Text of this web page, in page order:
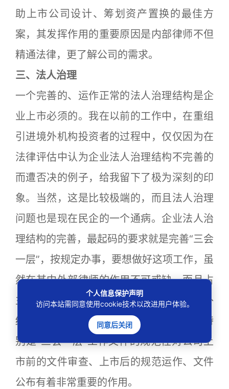
助上市公司设计、筹划资产置换的最佳方
案，其发挥作用的重要原因是内部律师不但
精通法律，更了解公司的需求。
三、法人治理
一个完善的、运作正常的法人治理结构是企
业上市必须的。我在以前的工作中，在重组
引进境外机构投资者的过程中，仅仅因为在
法律评估中认为企业法人治理结构不完善的
而遭否决的例子，给我留下了极为深刻的印
象。当然，这是比较极端的，而且法人治理
问题也是现在民企的一个通病。企业法人治
理结构的完善，最起码的要求就是完善“三会
一层”，按规定办事，要想做好这项工作，虽
然在其中外部律师的作用不可或缺，而且占
主导地位，但具体事项的完成却完全是内外
结合完成，需要公司内部律师的参与的。特
别是“三会一层”工作文件的规范性对公司上
市前的文件审查、上市后的规范运作、文件
公布有着非常重要的作用。
个人信息保护声明
访问本站需同意使用cookie技术以改进用户体验。
同意后关闭